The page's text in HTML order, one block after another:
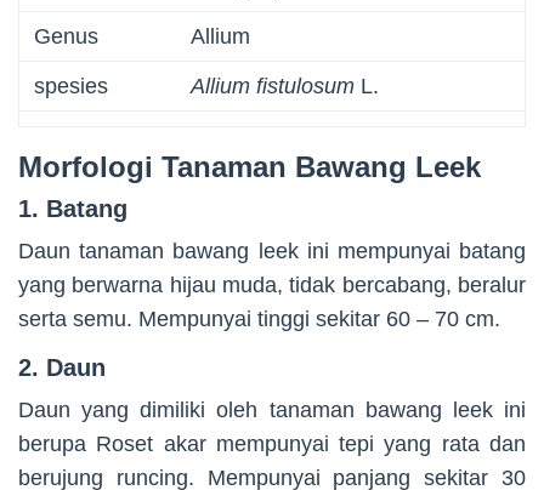
Genus Allium
spesies Allium fistulosum L.
Morfologi Tanaman Bawang Leek
1. Batang
Daun tanaman bawang leek ini mempunyai batang
yang berwarna hijau muda, tidak bercabang, beralur
serta semu. Mempunyai tinggi sekitar 60 – 70 cm.
2. Daun
Daun yang dimiliki oleh tanaman bawang leek ini
berupa Roset akar mempunyai tepi yang rata dan
berujung runcing. Mempunyai panjang sekitar 30